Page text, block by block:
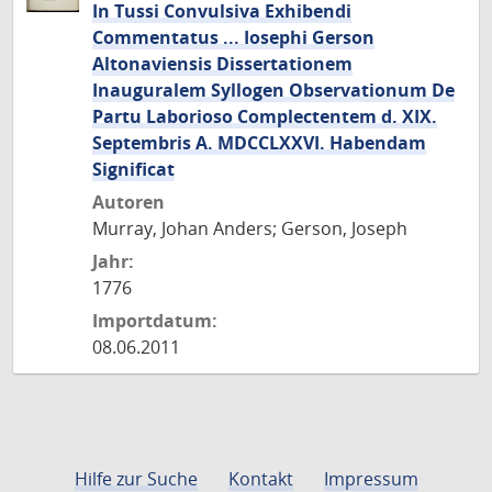
In Tussi Convulsiva Exhibendi
Commentatus ... Iosephi Gerson
Altonaviensis Dissertationem
Inauguralem Syllogen Observationum De
Partu Laborioso Complectentem d. XIX.
Septembris A. MDCCLXXVI. Habendam
Significat
Autoren
Murray, Johan Anders; Gerson, Joseph
Jahr:
1776
Importdatum:
08.06.2011
Hilfe zur Suche Kontakt Impressum